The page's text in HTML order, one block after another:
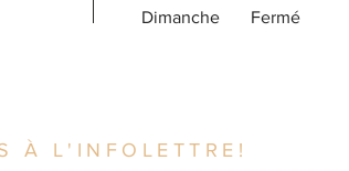
​Dimanche Fermé
À L'INFOLETTRE!